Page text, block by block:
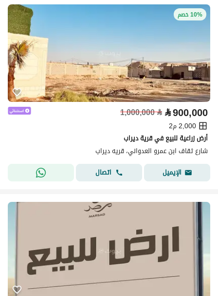
10% خصم
⃁900,000
⃁
1,000,000
2,000 م2
أرض زراعية للبيع في قرية ديراب
شارع ثقاف ابن عمرو العدواني، قريه ديراب
الإيميل
اتصال